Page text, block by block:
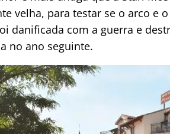
velha, para testar se o arco e
danificada com a guerra e
no ano seguinte.